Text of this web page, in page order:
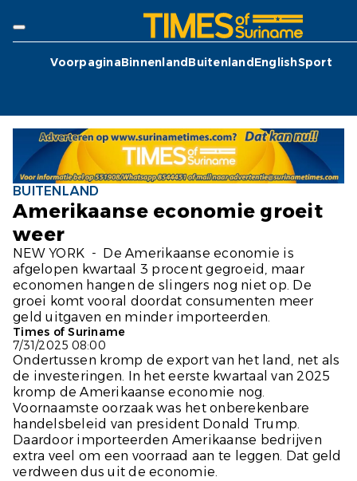
VoorpaginaBinnenlandBuitenlandEnglishSport
BUITENLAND
Amerikaanse economie groeit
weer
NEW YORK - De Amerikaanse economie is
afgelopen kwartaal 3 procent gegroeid, maar
economen hangen de slingers nog niet op. De
groei komt vooral doordat consumenten meer
geld uitgaven en minder importeerden.
Times of Suriname
7/31/2025 08:00
Ondertussen kromp de export van het land, net als
de investeringen. In het eerste kwartaal van 2025
kromp de Amerikaanse economie nog.
Voornaamste oorzaak was het onberekenbare
handelsbeleid van president Donald Trump.
Daardoor importeerden Amerikaanse bedrijven
extra veel om een voorraad aan te leggen. Dat geld
verdween dus uit de economie.